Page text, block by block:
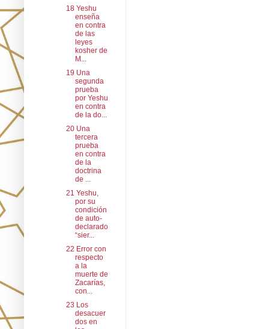
18 Yeshu
enseña
en contra
de las
leyes
kosher de
M...
19 Una
segunda
prueba
por Yeshu
en contra
de la do...
20 Una
tercera
prueba
en contra
de la
doctrina
de ...
21 Yeshu,
por su
condición
de auto-
declarado
“sier...
22 Error con
respecto
a la
muerte de
Zacarías,
con...
23 Los
desacuer
dos en